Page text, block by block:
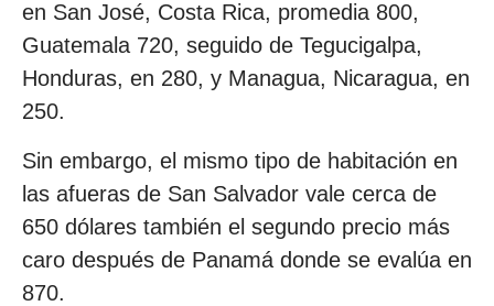
en San José, Costa Rica, promedia 800,
Guatemala 720, seguido de Tegucigalpa,
Honduras, en 280, y Managua, Nicaragua, en
250.
Sin embargo, el mismo tipo de habitación en
las afueras de San Salvador vale cerca de
650 dólares también el segundo precio más
caro después de Panamá donde se evalúa en
870.